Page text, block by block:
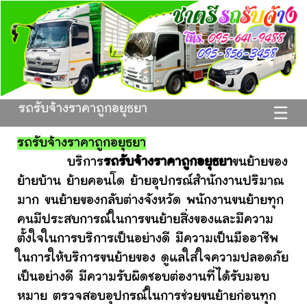
☰
รถรับจ้างราคาถูกอยุธยา
รถรับจ้างราคาถูกอยุธยา
บริการรถรับจ้างราคาถูกอยุธยาขนย้ายของ
ย้ายบ้าน ย้ายคอนโด ย้ายอุปกรณ์สำนักงานปริมาณ
มาก ขนย้ายของกลับต่างจังหวัด พนักงานขนย้ายทุก
คนมีประสบการณ์ในการขนย้ายสิ่งของและมีความ
ตั้งใจในการบริการเป็นอย่างดี มีความเป็นมืออาชีพ
ในการให้บริการขนย้ายของ ดูแลใส่ใจความปลอดภัย
เป็นอย่างดี มีความรับผิดชอบต่องานที่ได้รับมอบ
หมาย ตรวจสอบอุปกรณ์ในการช่วยขนย้ายก่อนทุก